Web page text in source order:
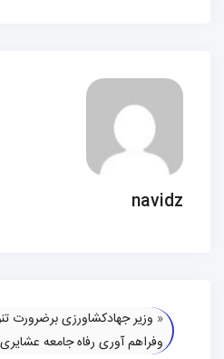
navidz
« وزیر جهادکشاورزی برضرورت
وفراهم آوری رفاه جامعه